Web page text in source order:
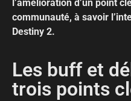
l’amélioration d’un point
communauté, à savoir
Destiny 2.
Les buff et
trois points